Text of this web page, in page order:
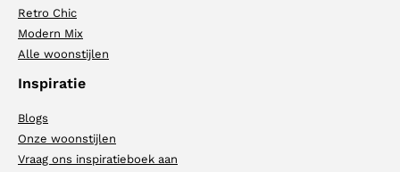
Retro Chic
Modern Mix
Alle woonstijlen
Inspiratie
Blogs
Onze woonstijlen
Vraag ons inspiratieboek aan